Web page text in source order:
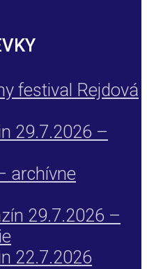
festival Rejdová
29.7.2026 –
archívne
29.7.2026 –
22.7.2026